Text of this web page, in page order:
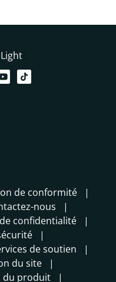
de conformité
nous
confidentialité
de soutien
du site
du produit